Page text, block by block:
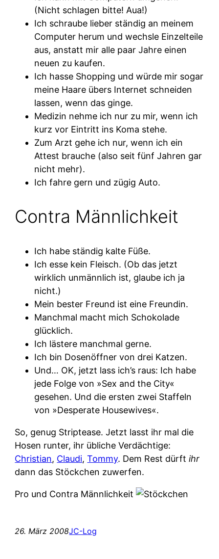
(Nicht schlagen bitte! Aua!)
Ich schraube lieber ständig an meinem
Computer herum und wechsle Einzelteile
aus, anstatt mir alle paar Jahre einen
neuen zu kaufen.
Ich hasse Shopping und würde mir sogar
meine Haare übers Internet schneiden
lassen, wenn das ginge.
Medizin nehme ich nur zu mir, wenn ich
kurz vor Eintritt ins Koma stehe.
Zum Arzt gehe ich nur, wenn ich ein
Attest brauche (also seit fünf Jahren gar
nicht mehr).
Ich fahre gern und zügig Auto.
Contra Männlichkeit
Ich habe ständig kalte Füße.
Ich esse kein Fleisch. (Ob das jetzt
wirklich unmännlich ist, glaube ich ja
nicht.)
Mein bester Freund ist eine Freundin.
Manchmal macht mich Schokolade
glücklich.
Ich lästere manchmal gerne.
Ich bin Dosenöffner von drei Katzen.
Und… OK, jetzt lass ich’s raus: Ich habe
jede Folge von »Sex and the City«
gesehen. Und die ersten zwei Staffeln
von »Desperate Housewives«.
So, genug Striptease. Jetzt lasst ihr mal die
Hosen runter, ihr übliche Verdächtige:
Christian, Claudi,Tommy. Dem Rest dürftihr
dann das Stöckchen zuwerfen.
Pro und Contra Männlichkeit
26. März 2008JC-Log